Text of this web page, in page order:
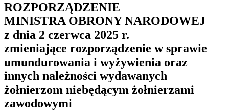
ROZPORZĄDZENIE
MINISTRA OBRONY NARODOWEJ
z dnia 2 czerwca 2025 r.
zmieniające rozporządzenie w sprawie
umundurowania i wyżywienia oraz
innych należności wydawanych
żołnierzom niebędącym żołnierzami
zawodowymi